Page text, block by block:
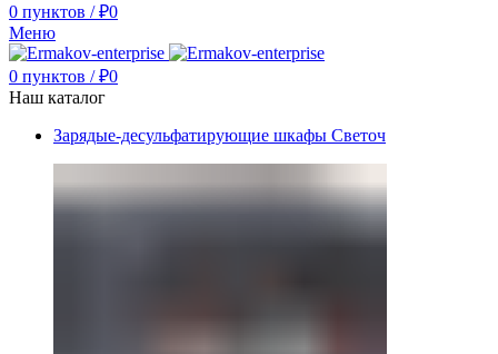
0 пунктов / ₽0
Меню
0 пунктов / ₽0
Наш каталог
Зарядые-десульфатирующие шкафы Светоч